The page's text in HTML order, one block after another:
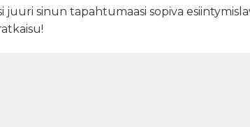
sinun tapahtumaasi sopiva